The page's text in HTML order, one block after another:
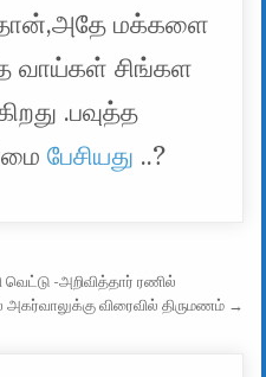
தான்,அதே மக்களை
சிங்கள
.பவுத்த
பேசியது ..?
-அறிவித்தார் ரணில்
அகர்வாலுக்கு விரைவில் திருமணம் →